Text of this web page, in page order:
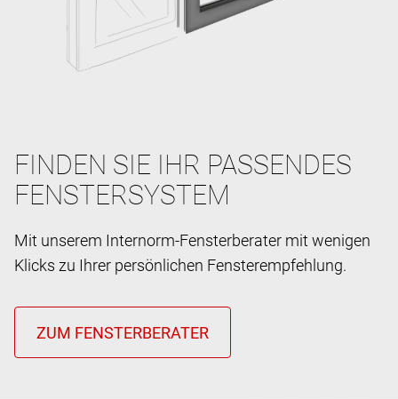
FINDEN SIE IHR PASSENDES
FENSTERSYSTEM
Mit unserem Internorm-Fensterberater mit wenigen
Klicks zu Ihrer persönlichen Fensterempfehlung.